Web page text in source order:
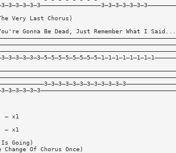
Very Last Chorus)
Gonna Be Dead, Just Remember What I
— x1
— x1
Going)
Of Chorus Once)